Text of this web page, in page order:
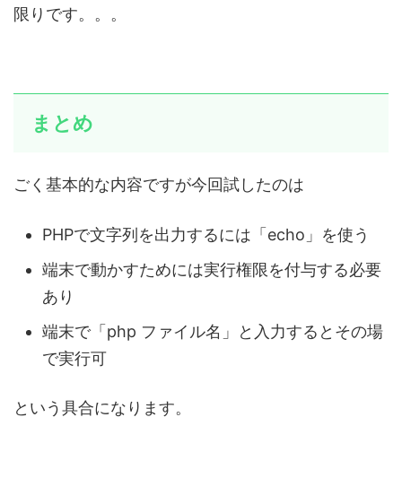
限りです。。。
まとめ
ごく基本的な内容ですが今回試したのは
PHPで文字列を出力するには「echo」を使う
端末で動かすためには実行権限を付与する必要
あり
端末で「php ファイル名」と入力するとその場
で実行可
という具合になります。